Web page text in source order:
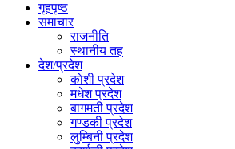
गृहपृष्‍ठ
समाचार
राजनीति
स्थानीय तह
देश/प्रदेश
काेशी प्रदेश
मधेश प्रदेश
बागमती प्रदेश
गण्डकी प्रदेश
लुम्बिनी प्रदेश